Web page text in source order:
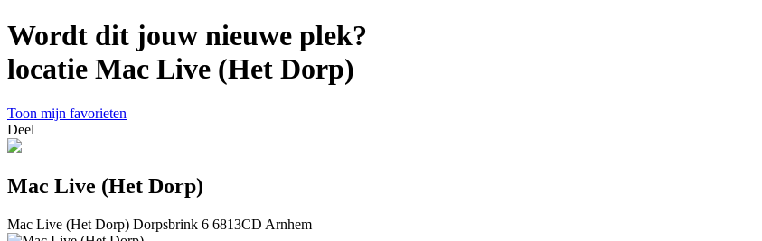
Wordt dit jouw nieuwe plek?
locatie Mac Live (Het Dorp)
Toon mijn favorieten
Deel
Mac Live (Het Dorp)
Mac Live (Het Dorp) Dorpsbrink 6 6813CD Arnhem